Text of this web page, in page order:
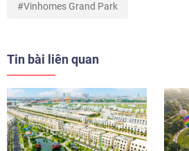
Vinhomes Grand Park
Tin bài liên quan